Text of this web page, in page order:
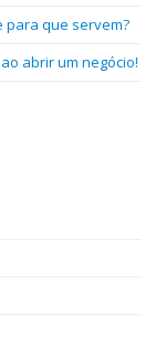
para que servem?
abrir um negócio!